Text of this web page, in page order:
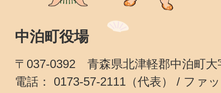
中泊町役場
〒037-0392 青森県北津軽郡中泊町大
電話： 0173-57-2111（代表） / ファ